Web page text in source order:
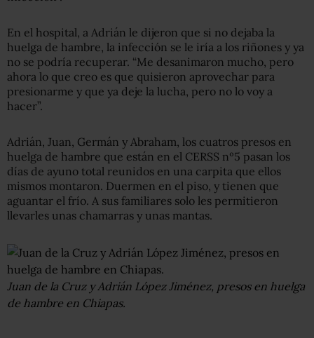
En el hospital, a Adrián le dijeron que si no dejaba la
huelga de hambre, la infección se le iría a los riñones y ya
no se podría recuperar. “Me desanimaron mucho, pero
ahora lo que creo es que quisieron aprovechar para
presionarme y que ya deje la lucha, pero no lo voy a
hacer”.
Adrián, Juan, Germán y Abraham, los cuatros presos en
huelga de hambre que están en el CERSS nº5 pasan los
días de ayuno total reunidos en una carpita que ellos
mismos montaron. Duermen en el piso, y tienen que
aguantar el frío. A sus familiares solo les permitieron
llevarles unas chamarras y unas mantas.
Juan de la Cruz y Adrián López Jiménez, presos en huelga
de hambre en Chiapas.